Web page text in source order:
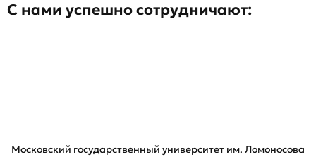
С нами успешно сотрудничают:
Московский государственный университет им. Ломоносова